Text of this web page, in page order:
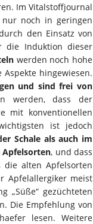
Im Vitalstoffjournal
noch in geringen
den Einsatz von
die Induktion dieser
werden noch hohe
hingewiesen.
und sind frei von
werden, dass der
mit konventionellen
ist jedoch
Schale als auch im
, und dass
die alten Apfelsorten
Apfelallergiker meist
„Süße“ gezüchteten
Die Empfehlung von
lesen. Weitere